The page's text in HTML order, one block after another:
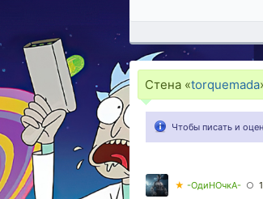
Стена «torquemada
Чтобы писать и
★ -ОдиНОчкА- ○